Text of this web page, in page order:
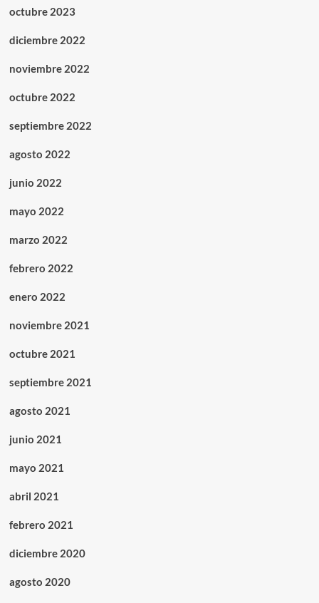
octubre 2023
diciembre 2022
noviembre 2022
octubre 2022
septiembre 2022
agosto 2022
junio 2022
mayo 2022
marzo 2022
febrero 2022
enero 2022
noviembre 2021
octubre 2021
septiembre 2021
agosto 2021
junio 2021
mayo 2021
abril 2021
febrero 2021
diciembre 2020
agosto 2020